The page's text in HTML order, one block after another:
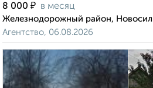
8 000 ₽ в месяц
Железнодорожный район,
Агентство, 06.08.2026